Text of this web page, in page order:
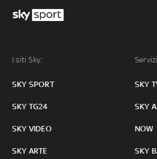
I siti Sky:
SKY SPORT
SKY TG24
SKY VIDEO
SKY ARTE
SKY
SKY
NOW
SKY